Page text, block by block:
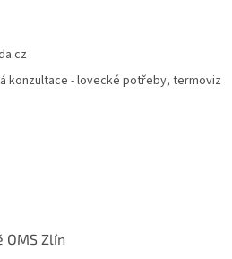
konzultace - lovecké potřeby, termoviz
OMS Zlín